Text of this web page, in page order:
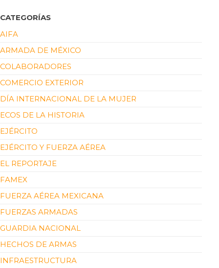
CATEGORÍAS
AIFA
ARMADA DE MÉXICO
COLABORADORES
COMERCIO EXTERIOR
DÍA INTERNACIONAL DE LA MUJER
ECOS DE LA HISTORIA
EJÉRCITO
EJÉRCITO Y FUERZA AÉREA
EL REPORTAJE
FAMEX
FUERZA AÉREA MEXICANA
FUERZAS ARMADAS
GUARDIA NACIONAL
HECHOS DE ARMAS
INFRAESTRUCTURA